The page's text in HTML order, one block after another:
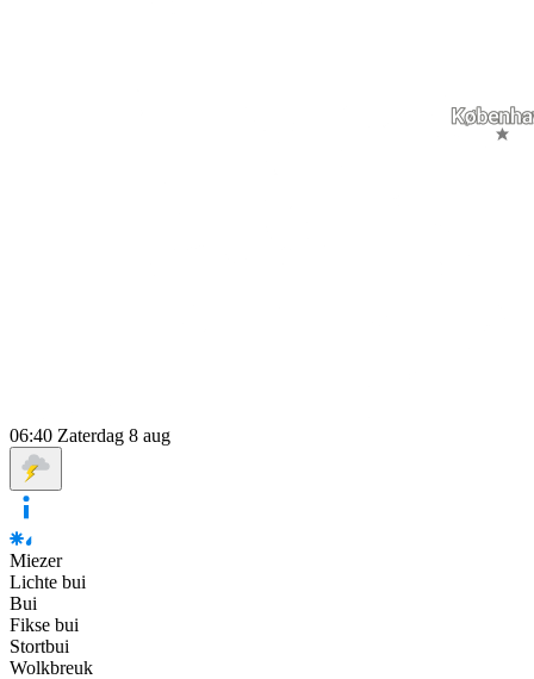
06:40 Zaterdag 8 aug
Miezer
Lichte bui
Bui
Fikse bui
Stortbui
Wolkbreuk